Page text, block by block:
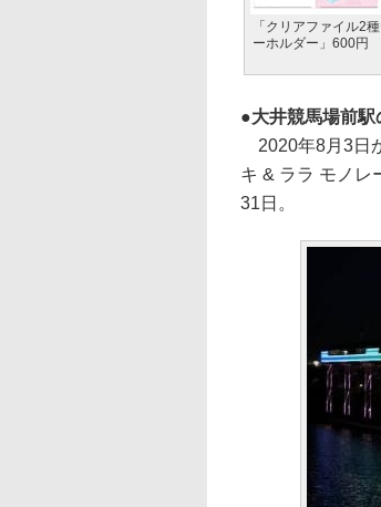
「クリアファイル2
ーホルダー」600円
大井競馬場前
2020年8月3日
キ & ララ モノレ
31日。